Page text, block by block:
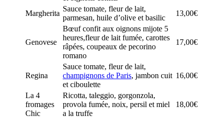
Margherita
Sauce tomate, fleur de lait,
parmesan, huile d’olive et basilic
13,00€
Genovese
Bœuf confit aux oignons mijote 5
heures,fleur de lait fumée, carottes
râpées, coupeaux de pecorino
romano
17,00€
Regina
Sauce tomate, fleur de lait,
champignons de Paris, jambon cuit
et ciboulette
16,00€
La 4
fromages
Chic
Ricotta, taleggio, gorgonzola,
provola fumée, noix, persil et miel
a la truffe
18,00€